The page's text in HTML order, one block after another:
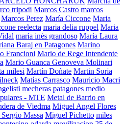
tripodi Marcos Castro marcos
Marcos Perez María Ciccone Maria
reelecta maria delia ruppel Maria
maría inés grandoso María Laura
Baraj en Patagones Marino
Francioni Mario de Rege Intendente
Mario Guanca Genoveva Molinari
milesi Martín Doñate Martin Soria
Matías Carrasco Mauricio Macri
mecheras patagones medio
- MTE Metal de Barrio en
de Viedma Miguel Angel Flores
Massa Miguel Pichetto miles